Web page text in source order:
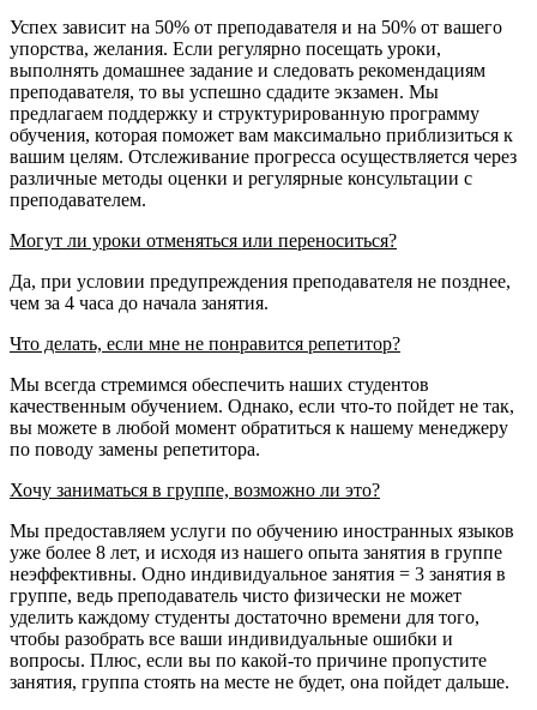
Успех зависит на 50% от преподавателя и на 50% от вашего
упорства, желания. Если регулярно посещать уроки,
выполнять домашнее задание и следовать рекомендациям
преподавателя, то вы успешно сдадите экзамен. Мы
предлагаем поддержку и структурированную программу
обучения, которая поможет вам максимально приблизиться к
вашим целям. Отслеживание прогресса осуществляется через
различные методы оценки и регулярные консультации с
преподавателем.
Могут ли уроки отменяться или переноситься?
Да, при условии предупреждения преподавателя не позднее,
чем за 4 часа до начала занятия.
Что делать, если мне не понравится репетитор?
Мы всегда стремимся обеспечить наших студентов
качественным обучением. Однако, если что-то пойдет не так,
вы можете в любой момент обратиться к нашему менеджеру
по поводу замены репетитора.
Хочу заниматься в группе, возможно ли это?
Мы предоставляем услуги по обучению иностранных языков
уже более 8 лет, и исходя из нашего опыта занятия в группе
неэффективны. Одно индивидуальное занятия = 3 занятия в
группе, ведь преподаватель чисто физически не может
уделить каждому студенты достаточно времени для того,
чтобы разобрать все ваши индивидуальные ошибки и
вопросы. Плюс, если вы по какой-то причине пропустите
занятия, группа стоять на месте не будет, она пойдет дальше.